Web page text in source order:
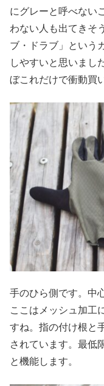
にグレーと呼べない
わない人も出てきそ
ブ・ドラブ」という
しやすいと思いまし
ぼこれだけで衝動買
手のひら側です。中
ここはメッシュ加工
すね。指の付け根と
されています。最低
と機能します。